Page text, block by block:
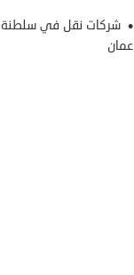
شركات نقل في سلطنة
عمان